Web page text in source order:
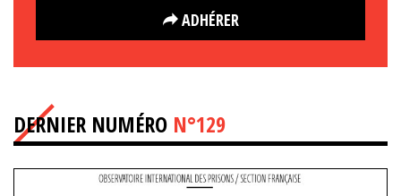
ADHÉRER
DERNIER NUMÉRO N°129